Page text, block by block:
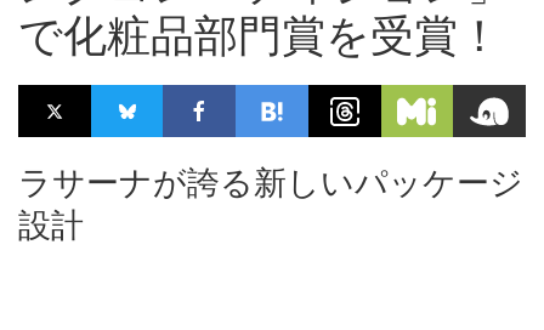
で化粧品部門賞を受賞！
ラサーナが誇る新しいパッケージ
設計